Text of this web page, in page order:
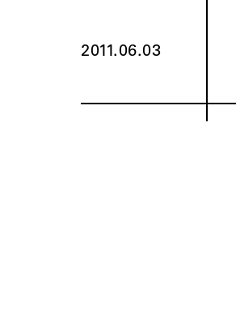
2011.06.03